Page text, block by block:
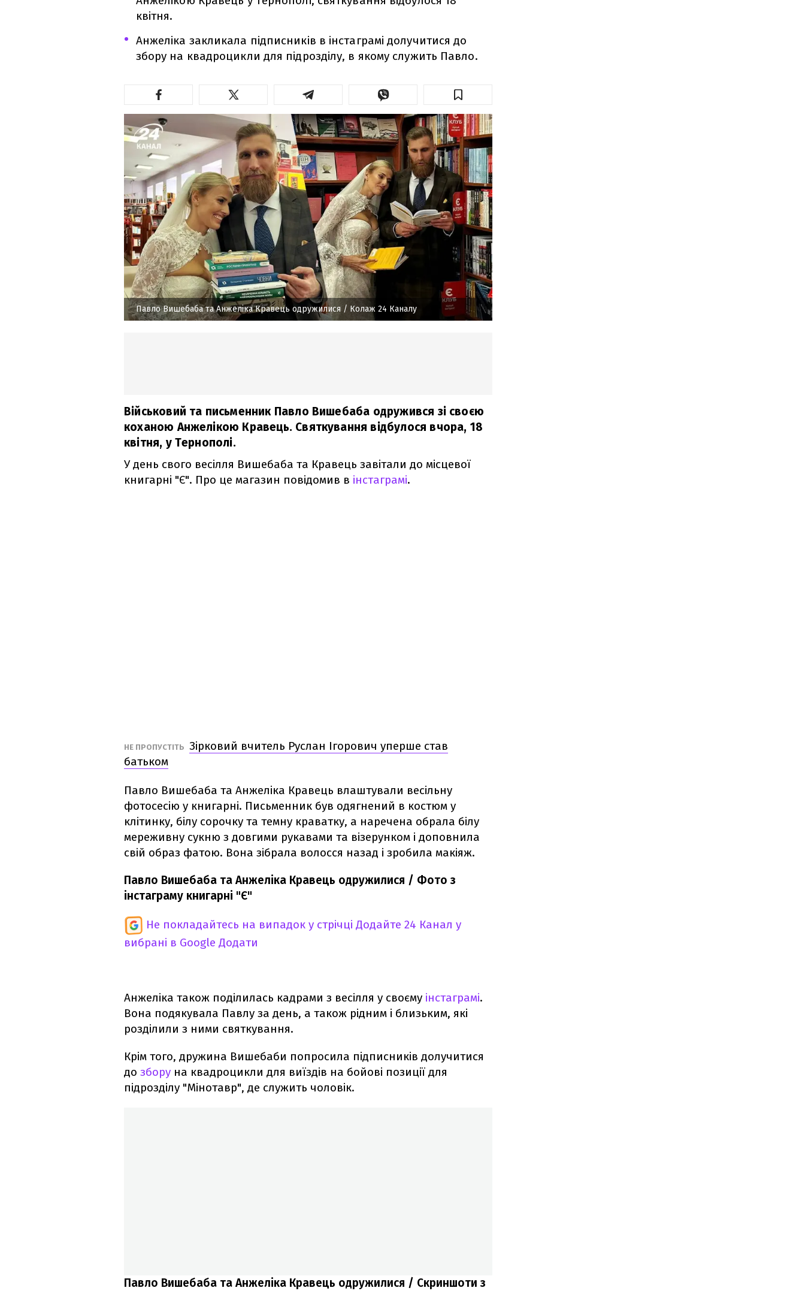
квітня.
Анжеліка закликала підписників в інстаграмі долучитися до
збору на квадроцикли для підрозділу, в якому служить Павло.
Павло Вишебаба та Анжеліка Кравець одружилися / Колаж 24 Каналу
Військовий та письменник Павло Вишебаба одружився зі своєю
коханою Анжелікою Кравець. Святкування відбулося вчора, 18
квітня, у Тернополі.
У день свого весілля Вишебаба та Кравець завітали до місцевої
книгарні "Є". Про це магазин повідомив в інстаграмі.
НЕ ПРОПУСТІТЬ Зірковий вчитель Руслан Ігорович уперше став
батьком
Павло Вишебаба та Анжеліка Кравець влаштували весільну
фотосесію у книгарні. Письменник був одягнений в костюм у
клітинку, білу сорочку та темну краватку, а наречена обрала білу
мереживну сукню з довгими рукавами та візерунком і доповнила
свій образ фатою. Вона зібрала волосся назад і зробила макіяж.
Павло Вишебаба та Анжеліка Кравець одружилися / Фото з
інстаграму книгарні "Є"
Не покладайтесь на випадок у стрічці Додайте 24 Канал у
вибрані в Google Додати
Анжеліка також поділилась кадрами з весілля у своєму інстаграмі.
Вона подякувала Павлу за день, а також рідним і близьким, які
розділили з ними святкування.
Крім того, дружина Вишебаби попросила підписників долучитися
до збору на квадроцикли для виїздів на бойові позиції для
підрозділу "Мінотавр", де служить чоловік.
Павло Вишебаба та Анжеліка Кравець одружилися / Скриншоти з